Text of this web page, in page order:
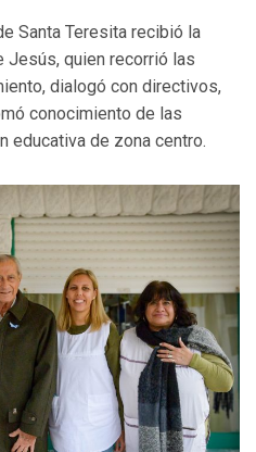
Santa Teresita recibió la
Jesús, quien recorrió las
dialogó con directivos,
conocimiento de las
educativa de zona centro.